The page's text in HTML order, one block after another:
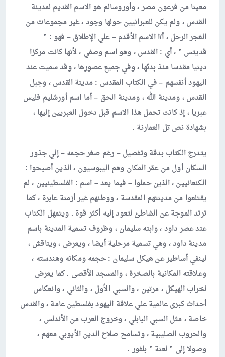
معينا من فرعون مصر ، وأوروسالم هو الاسم القديم لمدينة
القدس ، ولم يكن للعبرانيين حولها وجود ، غير مجموعات من
الغجر الرحل ، أ/ا الاسم الأقدم – علي الإطلاق – فهو : ”
قديتس ” ، أي : القدس ، وهو اسم وصفي ، لأنها كانت مركزا
دينيا مقدسا منذ بدئها ، وفي جميع عصورها ، وقد سميت عند
اليهود أنفسهم – في الكتاب المقدس : مدينة القدس ، وجبل
القدس ، ومدينة الله ، ومدينة الحق – أما اسم أورشليم فليس
عبريا ، إذ كانت تحمل هذا الاسم قبل دخول العبريين إليها ،
بشهادة نص تل العمارنة .
يتدرج الكتاب بدقة وتفصيل – رغم صغر حجمه – إلي جذور
السكان أول من عمّر المكان وهم اليبوسيون ، الذين أصبحوا :
الكنعانيين ، الذين حملوا – فيما يعد – اسم : الفلسطينيين ، لم
يقتلعوا من مدينتهم المقدسة ، ووطنهم غير أزمنة عابرة ، كما
ترتد الموجة عن الشاطئ لتعود إليه أكثر قوة . ويتمهل الكتاب
عند عصر داود ، وابنه سليمان ، وظروف تسمية المدينة باسم
مدينة داود ، وهي تسمية مرحلية أيضا ، ويعرض ، ويناقش ،
لينفي أساطير عن هيكل سليمان : حجمه ومكانه وهندسته ،
وعلاقته المكانية بالصخرة ، والمسجد الأقصى . كما يعرض
لخراب الهيكل ، مرتين ، والسبي الأول ، والثاني ، وانعكاس
أحداث كبرى عالمية علي علاقة اليهود بفلسطين عامة ، والقدس
خاصة ، مثل السبي البابلي ، وخروج العرب من الأندلس ،
والحروب الصليبية ، وتسامح صلاح الدين الأيوبي معهم ،
وصولا إلى ” لعنة ” بلفور .